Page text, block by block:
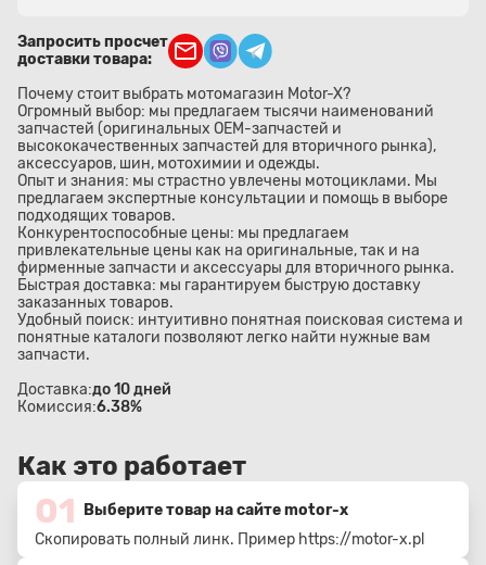
Запросить просчет
доставки товара:
Почему стоит выбрать мотомагазин Motor-X?
Огромный выбор: мы предлагаем тысячи наименований
запчастей (оригинальных OEM-запчастей и
высококачественных запчастей для вторичного рынка),
аксессуаров, шин, мотохимии и одежды.
Опыт и знания: мы страстно увлечены мотоциклами. Мы
предлагаем экспертные консультации и помощь в выборе
подходящих товаров.
Конкурентоспособные цены: мы предлагаем
привлекательные цены как на оригинальные, так и на
фирменные запчасти и аксессуары для вторичного рынка.
Быстрая доставка: мы гарантируем быструю доставку
заказанных товаров.
Удобный поиск: интуитивно понятная поисковая система и
понятные каталоги позволяют легко найти нужные вам
запчасти.
Доставка:до 10 дней
Комиссия:6.38%
Как это работает
01
Выберите товар на сайте motor-x
Скопировать полный линк. Пример https://motor-x.pl